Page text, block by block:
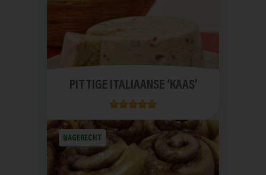
PITTIGE ITALIAANSE ‘KAAS’
NAGERECHT